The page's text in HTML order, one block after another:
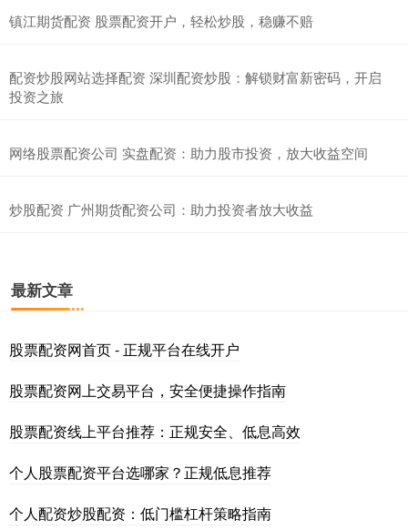
镇江期货配资 股票配资开户，轻松炒股，稳赚不赔
配资炒股网站选择配资 深圳配资炒股：解锁财富新密码，开启
投资之旅
网络股票配资公司 实盘配资：助力股市投资，放大收益空间
炒股配资 广州期货配资公司：助力投资者放大收益
最新文章
股票配资网首页 - 正规平台在线开户
股票配资网上交易平台，安全便捷操作指南
股票配资线上平台推荐：正规安全、低息高效
个人股票配资平台选哪家？正规低息推荐
个人配资炒股配资：低门槛杠杆策略指南